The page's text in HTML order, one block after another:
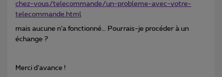
chez-vous/telecommande/un-probleme-avec-votre-
telecommande.html
mais aucune n’a fonctionné… Pourrais-je procéder à un
échange ?
Merci d’avance !